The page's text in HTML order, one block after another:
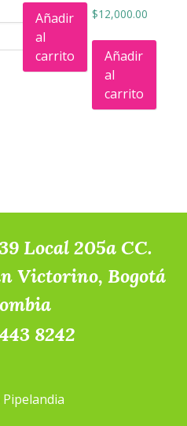
Añadir
al
carrito
$12,000.00
Añadir
al
carrito
Local 205a CC.
Victorino, Bogotá
8242